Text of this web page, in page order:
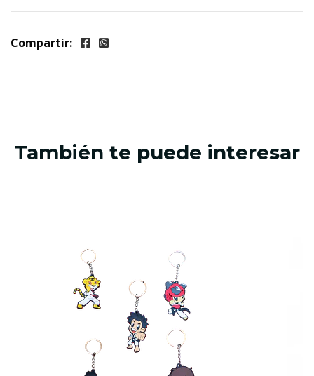
Compartir:
También te puede interesar